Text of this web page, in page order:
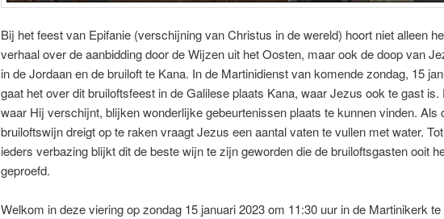
Bij het feest van Epifanie (verschijning van Christus in de wereld) hoort niet alleen
verhaal over de aanbidding door de Wijzen uit het Oosten, maar ook de doop van
in de Jordaan en de bruiloft te Kana. In de Martinidienst van komende zondag, 15
gaat het over dit bruiloftsfeest in de Galilese plaats Kana, waar Jezus ook te gast is.
waar Hij verschijnt, blijken wonderlijke gebeurtenissen plaats te kunnen vinden. Als
bruiloftswijn dreigt op te raken vraagt Jezus een aantal vaten te vullen met water. Tot
ieders verbazing blijkt dit de beste wijn te zijn geworden die de bruiloftsgasten ooit
geproefd.
Welkom in deze viering op zondag 15 januari 2023 om 11:30 uur in de Martinikerk te